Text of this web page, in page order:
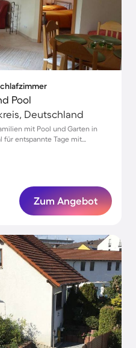
Pool
Deutschland
mit Pool und Garten in
für entspannte Tage mit
Zum Angebot